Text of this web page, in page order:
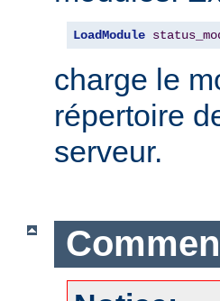
LoadModule
charge le
répertoire
serveur.